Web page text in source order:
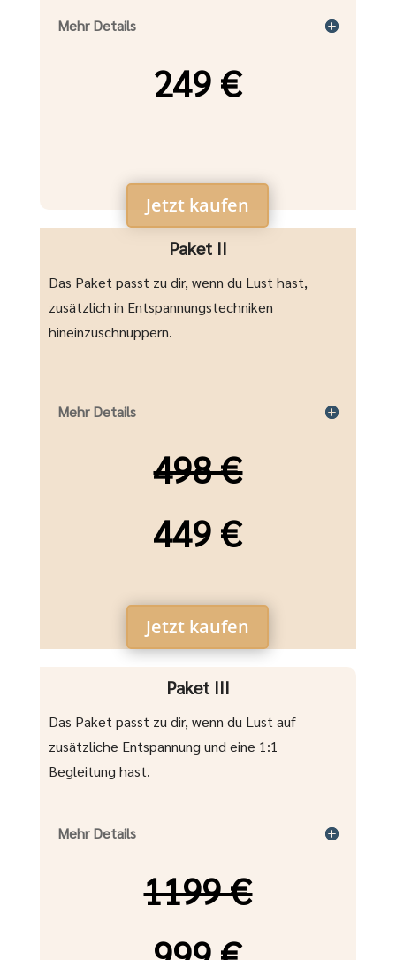
Mehr Details
249 €
Jetzt kaufen
Paket II
Das Paket passt zu dir, wenn du Lust hast,
zusätzlich in Entspannungstechniken
hineinzuschnuppern.
Mehr Details
498 €
449 €
Jetzt kaufen
Paket III
Das Paket passt zu dir, wenn du Lust auf
zusätzliche Entspannung und eine 1:1
Begleitung hast.
Mehr Details
1199 €